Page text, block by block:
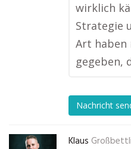
wirklich
Strategie
Art haben
gegeben,
Nachricht
Klaus